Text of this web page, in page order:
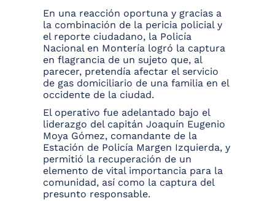
En una reacción oportuna y gracias a
la combinación de la pericia policial y
el reporte ciudadano, la Policía
Nacional en Montería logró la captura
en flagrancia de un sujeto que, al
parecer, pretendía afectar el servicio
de gas domiciliario de una familia en el
occidente de la ciudad.
El operativo fue adelantado bajo el
liderazgo del capitán Joaquín Eugenio
Moya Gómez, comandante de la
Estación de Policía Margen Izquierda, y
permitió la recuperación de un
elemento de vital importancia para la
comunidad, así como la captura del
presunto responsable.